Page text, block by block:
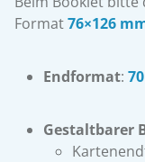
Format76×126
Endformat:
Gestaltbarer